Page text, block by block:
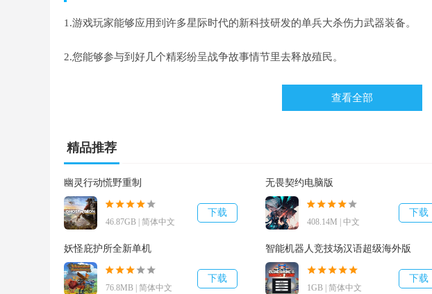
1.游戏玩家能够应用到许多星际时代的新科技研发的单兵大杀伤力武器装备。
2.您能够参与到好几个精彩纷呈战争故事情节里去释放殖民。
查看全部
精品推荐
幽灵行动慌野重制
46.87GB | 简体中文
下载
无畏契约电脑版
408.14M | 中文
下载
妖怪庇护所全新单机
76.8MB | 简体中文
下载
智能机器人竞技场汉语超级海外版
1GB | 简体中文
下载